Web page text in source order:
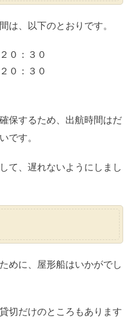
は、以下のとおりです。
０：３０
０：３０
保するため、出航時間はだ
です。
て、遅れないようにしまし
めに、屋形船はいかがでし
切だけのところもあります